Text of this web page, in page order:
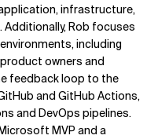
infrastructure,
Rob focuses
including
owners and
feedback loop to the
and GitHub Actions,
and DevOps pipelines.
MVP and a